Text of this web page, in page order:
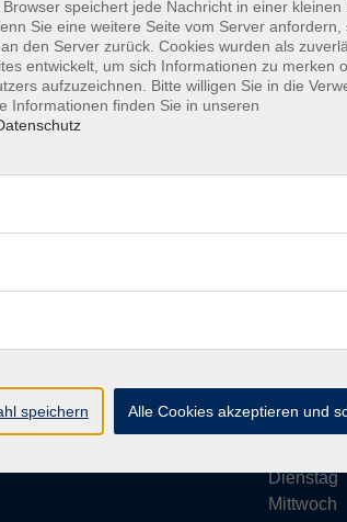
bamberg.de
Wir
Ab
Montag
Dienstag
Mittwoch
speichert jede Nachricht in einer kleinen
Sie eine weitere Seite vom Server anfordern,
den Server zurück. Cookies wurden als
entwickelt, um sich Informationen zu merken
aufzuzeichnen. Bitte willigen Sie in die
Informationen finden Sie in unseren
speichern Alle Cookies akzeptieren und